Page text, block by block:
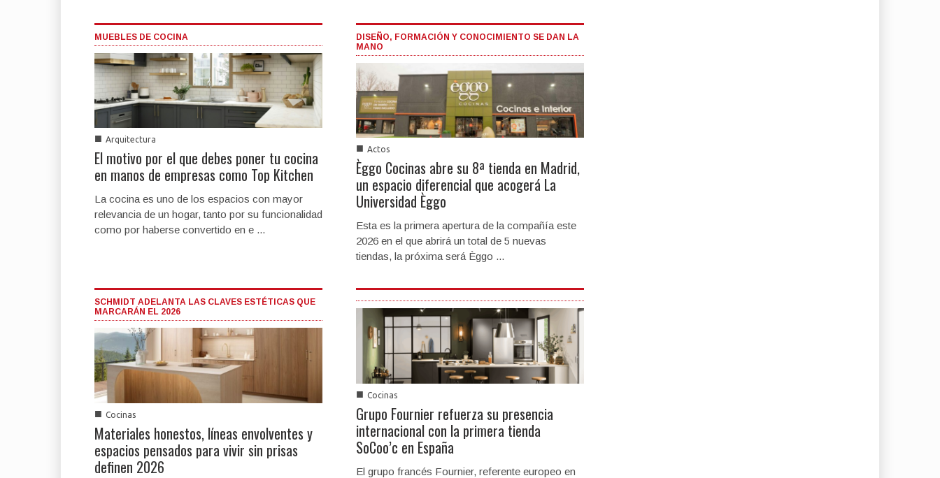
MUEBLES DE COCINA
■ Arquitectura
El motivo por el que debes poner tu cocina
en manos de empresas como Top Kitchen
La cocina es uno de los espacios con mayor
relevancia de un hogar, tanto por su funcionalidad
como por haberse convertido en e ...
DISEÑO, FORMACIÓN Y CONOCIMIENTO SE DAN LA
MANO
■ Actos
Èggo Cocinas abre su 8ª tienda en Madrid,
un espacio diferencial que acogerá La
Universidad Èggo
Esta es la primera apertura de la compañía este
2026 en el que abrirá un total de 5 nuevas
tiendas, la próxima será Èggo ...
SCHMIDT ADELANTA LAS CLAVES ESTÉTICAS QUE
MARCARÁN EL 2026
■ Cocinas
Materiales honestos, líneas envolventes y
espacios pensados para vivir sin prisas
definen 2026
■ Cocinas
Grupo Fournier refuerza su presencia
internacional con la primera tienda
SoCoo’c en España
El grupo francés Fournier, referente europeo en